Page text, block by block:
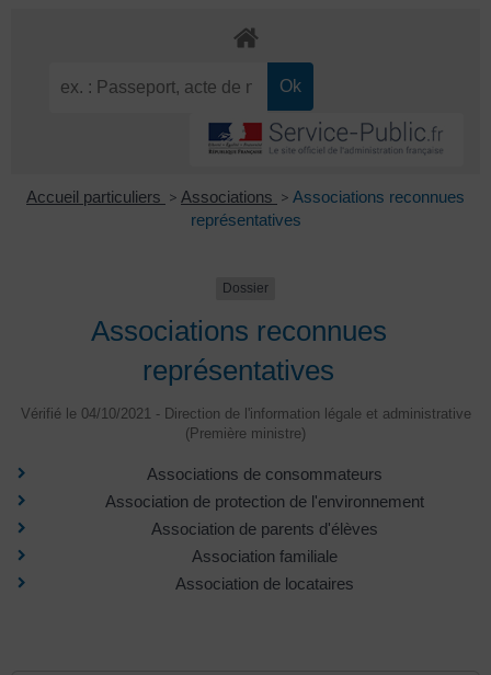
Accueil particuliers > Associations > Associations reconnues
représentatives
Dossier
Associations reconnues
représentatives
Vérifié le 04/10/2021 - Direction de l'information légale et administrative
(Première ministre)
Associations de consommateurs
Association de protection de l'environnement
Association de parents d'élèves
Association familiale
Association de locataires